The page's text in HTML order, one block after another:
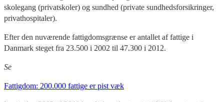
skolegang (privatskoler) og sundhed (private sundhedsforsikringer,
privathospitaler).
Efter den nuværende fattigdomsgrænse er antallet af fattige i
Danmark steget fra 23.500 i 2002 til 47.300 i 2012.
Se
Fattigdom: 200.000 fattige er pist væk